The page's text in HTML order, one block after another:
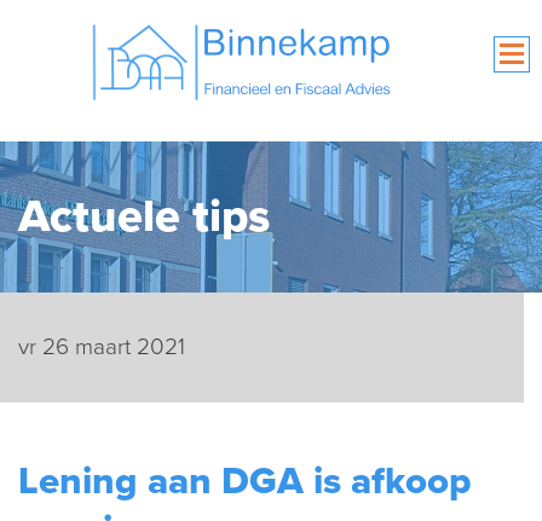
Actuele tips
vr 26 maart 2021
Lening aan DGA is afkoop